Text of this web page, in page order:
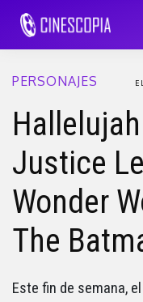
PERSONAJES
Justice
Wonder
The
Este fin de semana,